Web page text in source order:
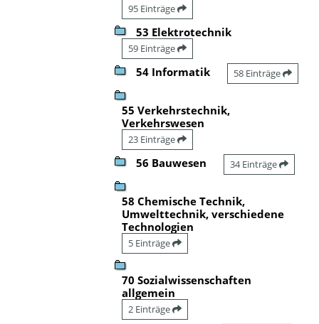
95 Einträge
53 Elektrotechnik
59 Einträge
54 Informatik 58 Einträge
55 Verkehrstechnik,
Verkehrswesen
23 Einträge
56 Bauwesen 34 Einträge
58 Chemische Technik,
Umwelttechnik, verschiedene
Technologien
5 Einträge
70 Sozialwissenschaften
allgemein
2 Einträge